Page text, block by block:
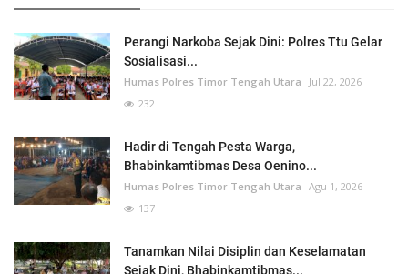
Perangi Narkoba Sejak Dini: Polres Ttu Gelar
Sosialisasi...
Humas Polres Timor Tengah Utara
Jul 22, 2026
232
Hadir di Tengah Pesta Warga,
Bhabinkamtibmas Desa Oenino...
Humas Polres Timor Tengah Utara Agu 1, 2026
137
Tanamkan Nilai Disiplin dan Keselamatan
Sejak Dini, Bhabinkamtibmas...